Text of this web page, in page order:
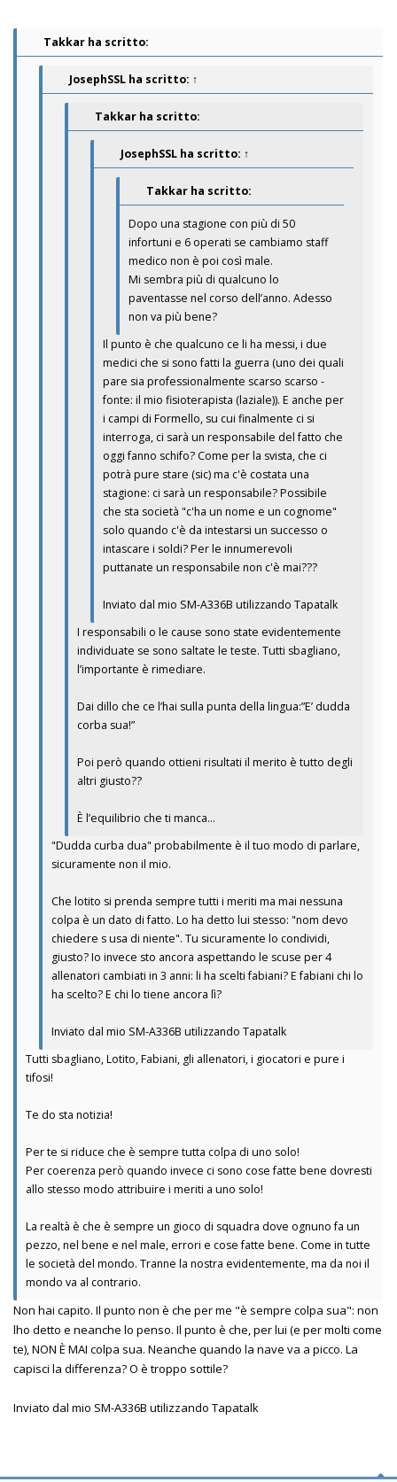
Takkar ha scritto:
JosephSSL ha scritto: ↑
Takkar ha scritto:
JosephSSL ha scritto: ↑
Takkar ha scritto:
Dopo una stagione con più di 50
infortuni e 6 operati se cambiamo staff
medico non è poi così male.
Mi sembra più di qualcuno lo
paventasse nel corso dell’anno. Adesso
non va più bene?
Il punto è che qualcuno ce li ha messi, i due
medici che si sono fatti la guerra (uno dei quali
pare sia professionalmente scarso scarso -
fonte: il mio fisioterapista (laziale)). E anche per
i campi di Formello, su cui finalmente ci si
interroga, ci sarà un responsabile del fatto che
oggi fanno schifo? Come per la svista, che ci
potrà pure stare (sic) ma c'è costata una
stagione: ci sarà un responsabile? Possibile
che sta società "c'ha un nome e un cognome"
solo quando c'è da intestarsi un successo o
intascare i soldi? Per le innumerevoli
puttanate un responsabile non c'è mai???
Inviato dal mio SM-A336B utilizzando Tapatalk
I responsabili o le cause sono state evidentemente
individuate se sono saltate le teste. Tutti sbagliano,
l’importante è rimediare.
Dai dillo che ce l’hai sulla punta della lingua:”E’ dudda
corba sua!”
Poi però quando ottieni risultati il merito è tutto degli
altri giusto??
È l’equilibrio che ti manca…
"Dudda curba dua" probabilmente è il tuo modo di parlare,
sicuramente non il mio.
Che lotito si prenda sempre tutti i meriti ma mai nessuna
colpa è un dato di fatto. Lo ha detto lui stesso: "nom devo
chiedere s usa di niente". Tu sicuramente lo condividi,
giusto? Io invece sto ancora aspettando le scuse per 4
allenatori cambiati in 3 anni: li ha scelti fabiani? E fabiani chi lo
ha scelto? E chi lo tiene ancora lì?
Inviato dal mio SM-A336B utilizzando Tapatalk
Tutti sbagliano, Lotito, Fabiani, gli allenatori, i giocatori e pure i
tifosi!
Te do sta notizia!
Per te si riduce che è sempre tutta colpa di uno solo!
Per coerenza però quando invece ci sono cose fatte bene dovresti
allo stesso modo attribuire i meriti a uno solo!
La realtà è che è sempre un gioco di squadra dove ognuno fa un
pezzo, nel bene e nel male, errori e cose fatte bene. Come in tutte
le società del mondo. Tranne la nostra evidentemente, ma da noi il
mondo va al contrario.
Non hai capito. Il punto non è che per me "è sempre colpa sua": non
lho detto e neanche lo penso. Il punto è che, per lui (e per molti come
te), NON È MAI colpa sua. Neanche quando la nave va a picco. La
capisci la differenza? O è troppo sottile?
Inviato dal mio SM-A336B utilizzando Tapatalk